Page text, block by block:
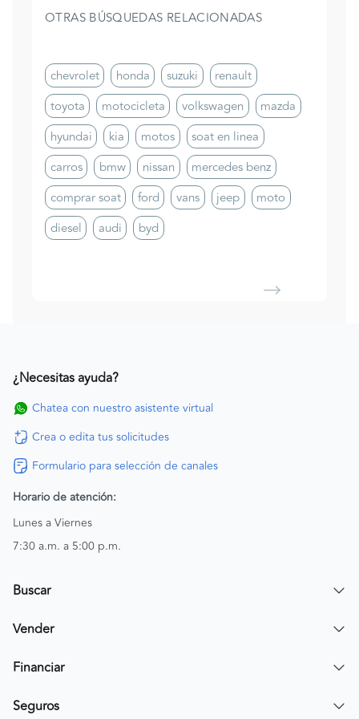
OTRAS BÚSQUEDAS RELACIONADAS
chevrolet honda suzuki
renault
toyota
motocicleta volkswagen
mazda
hyundai
kia motos
soat en linea
carros
bmw nissan
mercedes benz
comprar soat
ford vans jeep
moto
diesel
audi byd
¿Necesitas ayuda?
Chatea con nuestro asistente virtual
Crea o edita tus solicitudes
Formulario para selección de canales
Horario de atención:
Lunes a Viernes
7:30 a.m. a 5:00 p.m.
Buscar
Encuentra un carro
Vender
Publicar mi vehículo
Financiar
Simular crédito
Seguros